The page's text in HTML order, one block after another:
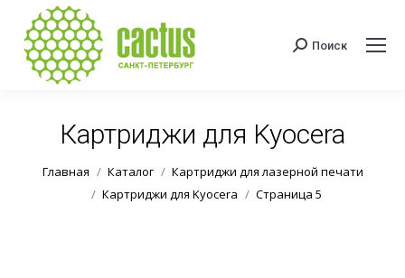
Поиск:
Поиск
Картриджи для Kyocera
Главная Каталог
Картриджи для лазерной печати
Картриджи для Kyocera
Страница 5